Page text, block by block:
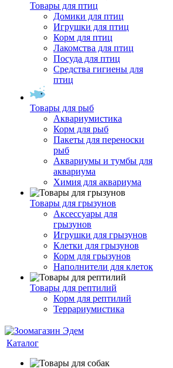
Товары для птиц
Домики для птиц
Игрушки для птиц
Корм для птиц
Лакомства для птиц
Посуда для птиц
Средства гигиены для
птиц
Товары для рыб
Аквариумистика
Корм для рыб
Пакеты для переноски
рыб
Аквариумы и тумбы для
аквариума
Химия для аквариума
Товары для грызунов
Аксессуары для
грызунов
Игрушки для грызунов
Клетки для грызунов
Корм для грызунов
Наполнители для клеток
Товары для рептилий
Корм для рептилий
Террариумистика
Каталог